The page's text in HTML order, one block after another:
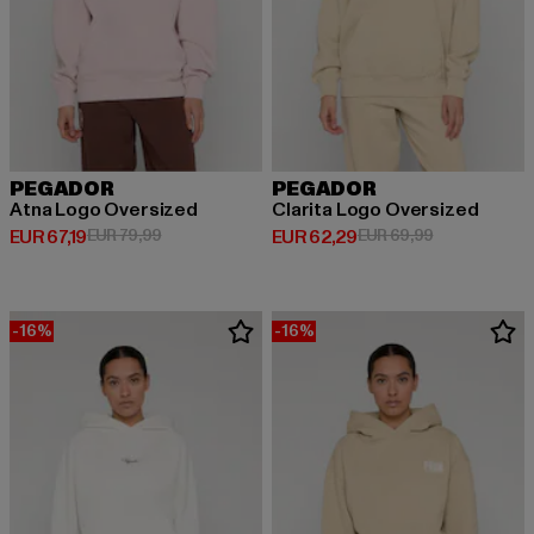
PEGADOR
Atna Logo Oversized
EUR 67,19
Derzeitiger Preis: EUR 67,19
EUR 79,99Aktionspreis: EUR 79,99
PEGADOR
Clarita Logo Oversized
EUR 62,29
Derzeitiger Preis: EUR 62,29
EUR 69,99Aktionspreis:
-16% -16%